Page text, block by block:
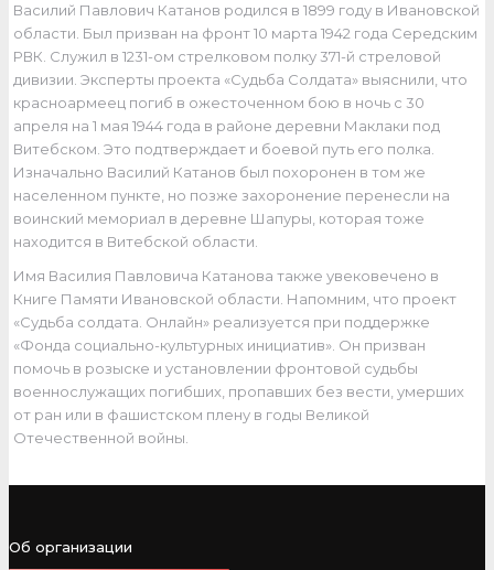
Василий Павлович Катанов родился в 1899 году в Ивановской
области. Был призван на фронт 10 марта 1942 года Середским
РВК. Служил в 1231-ом стрелковом полку 371-й стреловой
дивизии. Эксперты проекта «Судьба Солдата» выяснили, что
красноармеец погиб в ожесточенном бою в ночь с 30
апреля на 1 мая 1944 года в районе деревни Маклаки под
Витебском. Это подтверждает и боевой путь его полка.
Изначально Василий Катанов был похоронен в том же
населенном пункте, но позже захоронение перенесли на
воинский мемориал в деревне Шапуры, которая тоже
находится в Витебской области.
Имя Василия Павловича Катанова также увековечено в
Книге Памяти Ивановской области. Напомним, что проект
«Судьба солдата. Онлайн» реализуется при поддержке
«Фонда социально-культурных инициатив». Он призван
помочь в розыске и установлении фронтовой судьбы
военнослужащих погибших, пропавших без вести, умерших
от ран или в фашистском плену в годы Великой
Отечественной войны.
Об организации